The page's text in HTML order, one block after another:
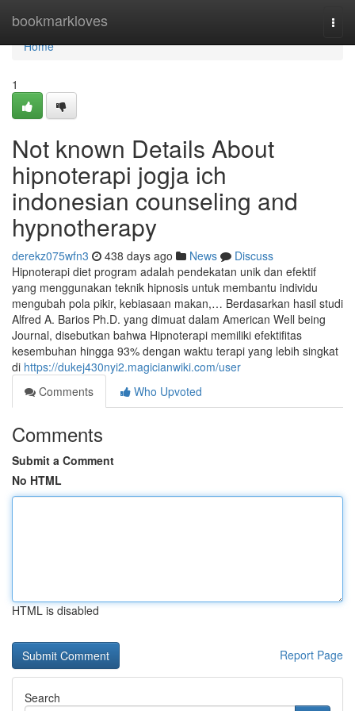
bookmarkloves
Home
Home
1
Not known Details About
hipnoterapi jogja ich
indonesian counseling and
hypnotherapy
derekz075wfn3 438 days ago News
Discuss
Hipnoterapi diet program adalah pendekatan unik dan efektif
yang menggunakan teknik hipnosis untuk membantu individu
mengubah pola pikir, kebiasaan makan,… Berdasarkan hasil studi
Alfred A. Barios Ph.D. yang dimuat dalam American Well being
Journal, disebutkan bahwa Hipnoterapi memiliki efektifitas
kesembuhan hingga 93% dengan waktu terapi yang lebih singkat
di https://dukej430nyi2.magicianwiki.com/user
Comments
Who Upvoted
Comments
Submit a Comment
No HTML
HTML is disabled
Report Page
Search